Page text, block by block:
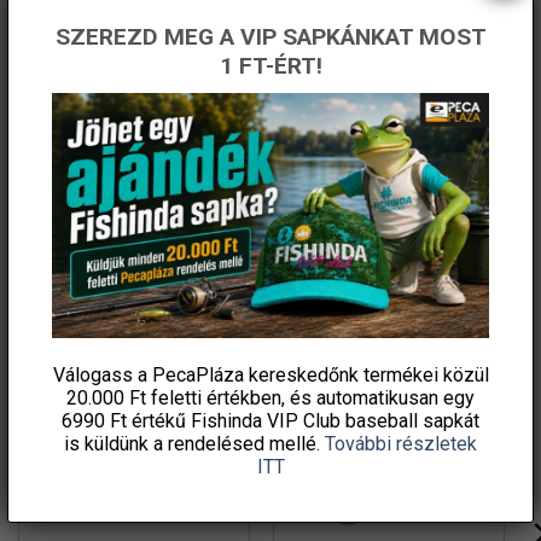
elem – Átmérő: 2.4 mm – Hozzá passzoló Led (2
színben elérhető) – Kamasaki Pellet Feeder (3,6 m)
órán át teljes fényerőt biztosítanak a hozzá illő ledeknek.
A termékhez illeszkedő elem és led csomag ide kattintva
érhető el. A termékhez illeszkedő 2 darabos elem
csomag ide kattintva érhető el.
KAPCSOLÓDÓ TERMÉKEK
SZEREZD MEG A VIP SAPKÁNKAT MOST
1 FT-ÉRT!
Válogass a PecaPláza kereskedőnk termékei közül
20.000 Ft feletti értékben, és automatikusan egy
6990 Ft értékű Fishinda VIP Club baseball sapkát
is küldünk a rendelésed mellé. További részletek
ITT